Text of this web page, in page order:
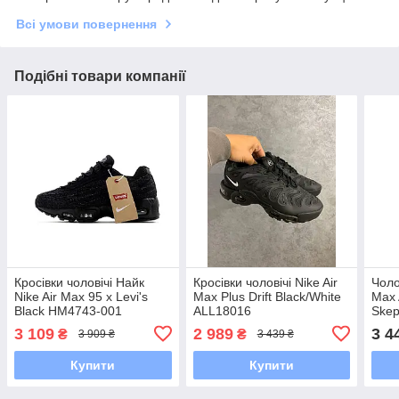
Всі умови повернення
Подібні товари компанії
Кросівки чоловічі Найк
Nike Air Max 95 x Levi's
Black HM4743-001
3 109 ₴ 3 909 ₴
Купити
Кросівки чоловічі Nike Air
Max Plus Drift Black/White
ALL18016
2 989₴ 3 439 ₴
Купити
Max
3